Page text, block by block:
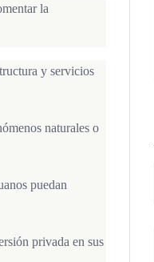
la
y servicios
naturales o
puedan
privada en sus